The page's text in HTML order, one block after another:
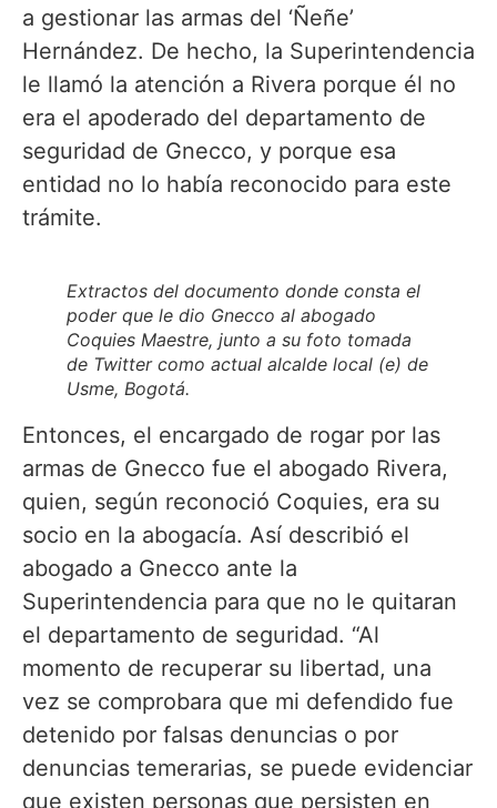
a gestionar las armas del ‘Ñeñe’
Hernández. De hecho, la Superintendencia
le llamó la atención a Rivera porque él no
era el apoderado del departamento de
seguridad de Gnecco, y porque esa
entidad no lo había reconocido para este
trámite.
Extractos del documento donde consta el
poder que le dio Gnecco al abogado
Coquies Maestre, junto a su foto tomada
de Twitter como actual alcalde local (e) de
Usme, Bogotá.
Entonces, el encargado de rogar por las
armas de Gnecco fue el abogado Rivera,
quien, según reconoció Coquies, era su
socio en la abogacía. Así describió el
abogado a Gnecco ante la
Superintendencia para que no le quitaran
el departamento de seguridad. “Al
momento de recuperar su libertad, una
vez se comprobara que mi defendido fue
detenido por falsas denuncias o por
denuncias temerarias, se puede evidenciar
que existen personas que persisten en